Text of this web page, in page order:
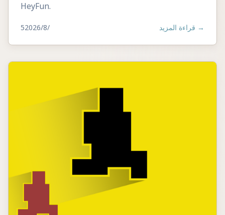
HeyFun.
5‏/8‏/2026 قراءة المزيد →